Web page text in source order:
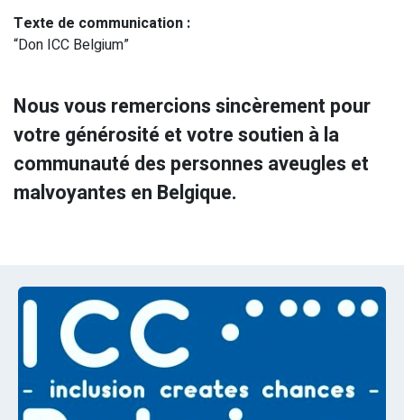
Texte de communication :
“Don ICC Belgium”
Nous vous remercions sincèrement pour
votre générosité et votre soutien à la
communauté des personnes aveugles et
malvoyantes en Belgique.